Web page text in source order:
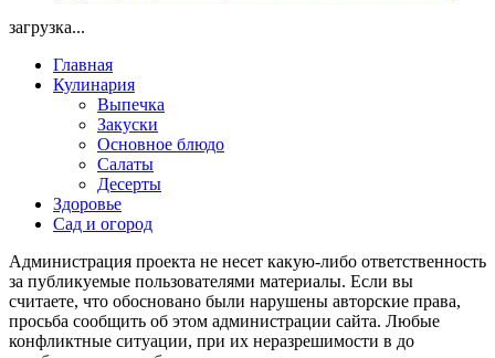
загрузка...
Главная
Кулинария
Выпечка
Закуски
Основное блюдо
Салаты
Десерты
Здоровье
Сад и огород
Администрация проекта не несет какую-либо ответственность
за публикуемые пользователями материалы. Если вы
считаете, что обосновано были нарушены авторские права,
просьба сообщить об этом администрации сайта. Любые
конфликтные ситуации, при их неразрешимости в до